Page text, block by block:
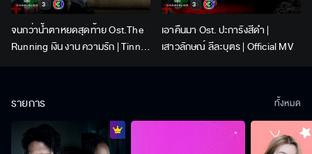
จนกว่าน้ำตาหยดสุดท้าย Ost.The
Running เงิน งาน ความรัก | Tinn |
เอาคืนมา Ost. ปะการังสีดำ |
เสาวลักษณ์ ลีละบุตร | Official MV
รายการ ทั้งหมด